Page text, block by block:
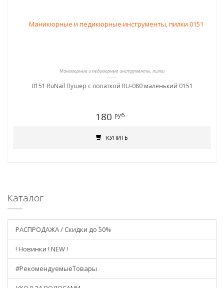
Маникюрные и педикюрные инструменты, пилки
0151 RuNail Пушер с лопаткой RU-080 маленький 0151
180 руб.-
КУПИТЬ
Каталог
РАСПРОДАЖА / Скидки до 50%
! Новинки ! NEW !
#РекомендуемыеТовары